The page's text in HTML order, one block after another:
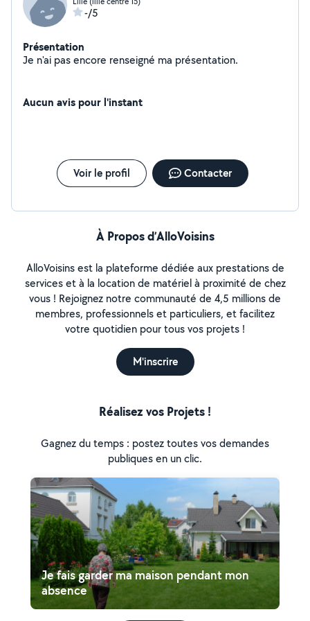
-/5
Présentation
Je n'ai pas encore renseigné ma présentation.
Aucun avis pour l'instant
Voir le profil Contacter
À Propos d’AlloVoisins
AlloVoisins est la plateforme dédiée aux prestations de
services et à la location de matériel à proximité de chez
vous ! Rejoignez notre communauté de 4,5 millions de
membres, professionnels et particuliers, et facilitez
votre quotidien pour tous vos projets !
M'inscrire
Réalisez vos Projets !
Gagnez du temps : postez toutes vos demandes
publiques en un clic.
Je fais garder ma maison pendant mon
absence